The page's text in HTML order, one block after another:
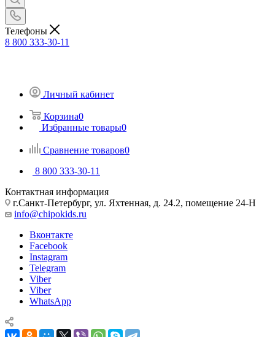
Телефоны
8 800 333-30-11
Личный кабинет
Корзина0
Избранные товары0
Сравнение товаров0
8 800 333-30-11
Контактная информация
г.Санкт-Петербург, ул. Яхтенная, д. 24.2, помещение 24-Н
info@chipokids.ru
Вконтакте
Facebook
Instagram
Telegram
Viber
Viber
WhatsApp